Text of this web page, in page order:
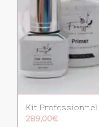
Kit
289,00€